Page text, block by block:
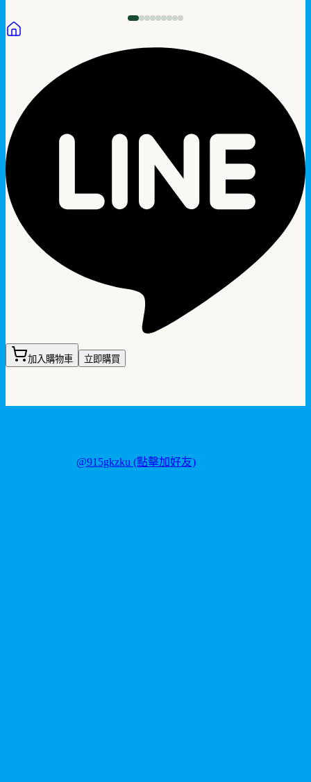
加入購物車 立即購買
@915gkzku (點擊加好友)